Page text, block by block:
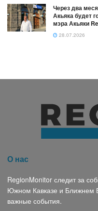
Через два
Акьяка будет
мэра Акьяки
28.07.2026
О нас
RegionMonitor следит за
Южном Кавказе и Ближнем
важные события.